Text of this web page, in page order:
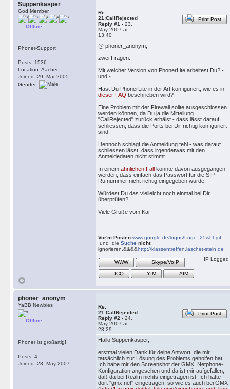
Suppenkasper
God Member
Offline
Phoner-Support
Posts: 1536
Location: Aachen
Joined: 29. Mar 2005
Gender:
Re:
21:CallRejected
Reply #1 - 23.
May 2007 at
13:40
Print Post
@ phoner_anonym,
zwei Fragen:
Mit welcher Version von PhonerLite arbeitest Du? -
und -
Hast Du PhonerLite in der Art konfiguriert, wie es in
dieser FAQ beschrieben wird?
Eine Problem mit der Firewall sollte ausgeschlossen
werden können, da Du ja die Mitteilung
"CallRejected" zurück erhälst - dass lässt darauf
schliessen, dass die Ports bei Dir richtig konfiguriert
sind.
Dennoch schlägt die Anmeldung fehl - was darauf
schliessen lässt, dass irgendetwas mit den
Anmeldedaten nicht stimmt.
In einem ähnlichen Fall konnte davon ausgegangen
werden, dass einfach das Passwort für die SIP-
Rufnummer nicht richtig eingegeben wurde.
Würdest Du das vielleicht noch einmal bei Dir
überprüfen?
Viele Grüße vom Kai
Vor'm Posten www.google.de/logos/Logo_25wht.gif
und die Suche nicht
ignorieren.&&&&http://klassentreffen.laschet-stein.de
WWW
Skype/VoIP
ICQ
YIM AIM
IP Logged
phoner_anonym
YaBB Newbies
Offline
Phoner ist großartig!
Posts: 4
Joined: 23. May 2007
Re:
21:CallRejected
Reply #2 - 24.
May 2007 at
23:29
Print Post
Hallo Suppenkasper,
erstmal vielen Dank für deine Antwort, die mir
tatsächlich zur Lösung des Problems geholfen hat.
Ich habe mir den Screenshot der GMX_Netphone-
Konfiguration angesehen und da ist mir aufgefallen,
daß da bei Realm nichts eingetragen ist. Ich hatte
dort "gmx.net" eingetragen, so wie es auch bei GMX